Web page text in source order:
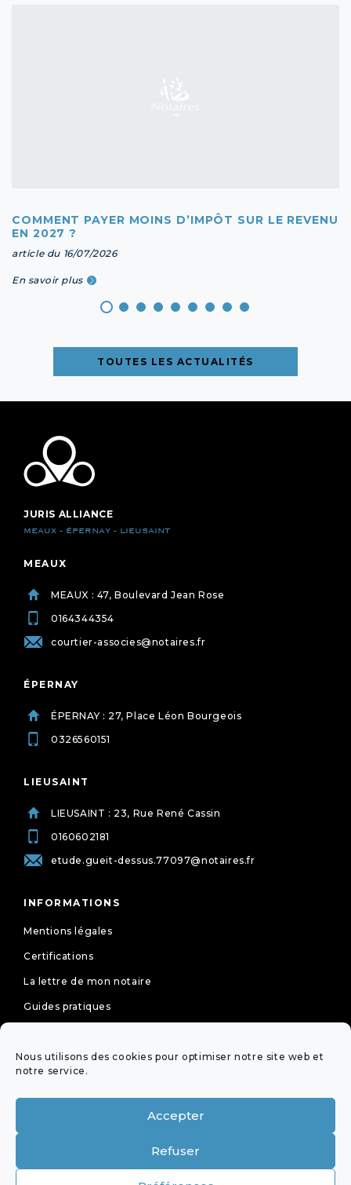
Nous utilisons des cookies pour optimiser notre site web et
notre service.
Accepter
Refuser
COMMENT PAYER MOINS D’IMPÔT SUR LE REVENU
EN 2027 ?
article du 16/07/2026
En savoir plus
TOUTES LES ACTUALITÉS
JURIS ALLIANCE
MEAUX - ÉPERNAY - LIEUSAINT
MEAUX
MEAUX : 47, Boulevard Jean Rose
0164344354
courtier-associes@notaires.fr
ÉPERNAY
ÉPERNAY : 27, Place Léon Bourgeois
0326560151
LIEUSAINT
LIEUSAINT : 23, Rue René Cassin
0160602181
etude.gueit-dessus.77097@notaires.fr
INFORMATIONS
Mentions légales
Certifications
La lettre de mon notaire
Guides pratiques
Politique de cookies (UE)